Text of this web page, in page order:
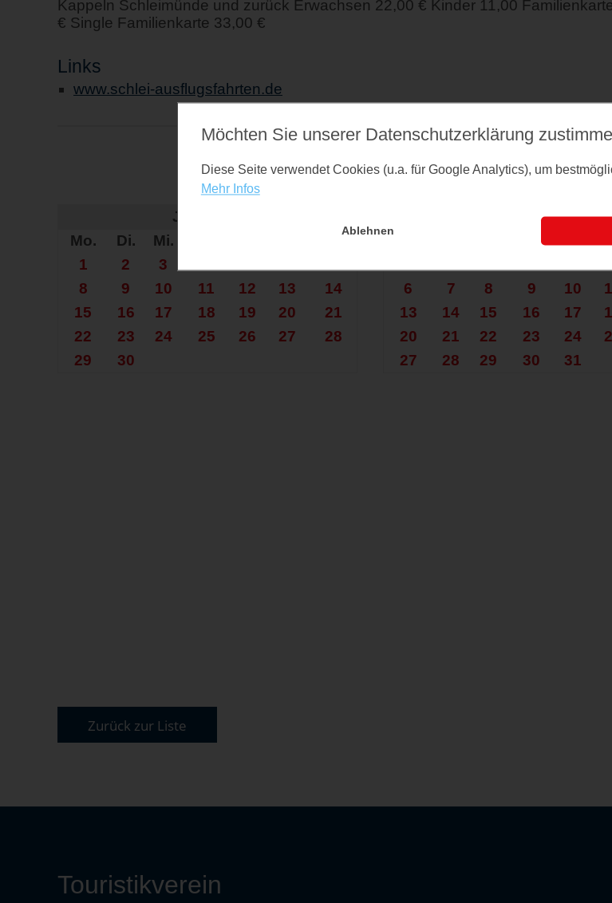
Kappeln Schleimünde und zurück Erwachsen 22,00 € Kinder 11,00
€ Single Familienkarte 33,00 €
Links
www.schlei-ausflugsfahrten.de
Juni 2026
Mo.
Di. Mi.
1
2 3
8
9 10 11 12 13
14
15
16 17 18 19 20
21
22
23 24 25 26 27
28
29
30
Juli 2026
Do.
6
7 8 9 10
13
14 15 16 17
20
21 22 23 24
27
28 29 30 31
Zurück zur Liste
Touristikverein
Möchten Sie unserer Datenschutz­erklärung
Diese Seite verwendet Cookies (u.a. für Google Analytics), um
Mehr Infos
Ablehnen